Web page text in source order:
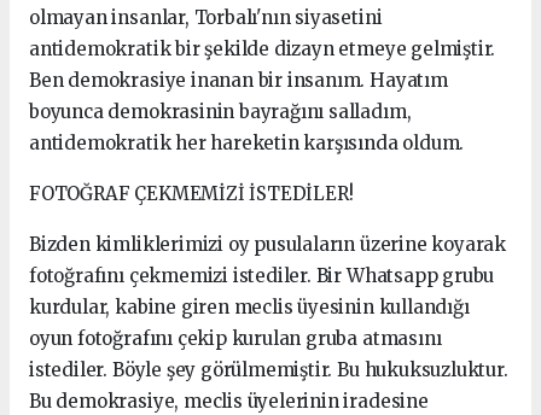
olmayan insanlar, Torbalı'nın siyasetini
antidemokratik bir şekilde dizayn etmeye gelmiştir.
Ben demokrasiye inanan bir insanım. Hayatım
boyunca demokrasinin bayrağını salladım,
antidemokratik her hareketin karşısında oldum.
FOTOĞRAF ÇEKMEMİZİ İSTEDİLER!
Bizden kimliklerimizi oy pusulaların üzerine koyarak
fotoğrafını çekmemizi istediler. Bir Whatsapp grubu
kurdular, kabine giren meclis üyesinin kullandığı
oyun fotoğrafını çekip kurulan gruba atmasını
istediler. Böyle şey görülmemiştir. Bu hukuksuzluktur.
Bu demokrasiye, meclis üyelerinin iradesine